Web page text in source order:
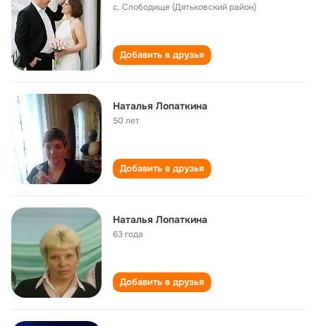
с. Слободище (Дятьковский район)
Добавить в друзья
Наталья Лопаткина
50 лет
Добавить в друзья
Наталья Лопаткина
63 года
Добавить в друзья